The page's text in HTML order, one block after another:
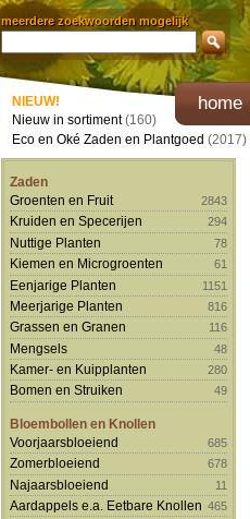
meerdere zoekwoorden mogelijk
home
NIEUW!
Nieuw in sortiment(160)
Eco en Oké Zaden en Plantgoed (2017)
Zaden
Groenten en Fruit
2843
Kruiden en Specerijen 294
Nuttige Planten 78
Kiemen en Microgroenten 61
Eenjarige Planten 1151
Meerjarige Planten 816
Grassen en Granen 116
Mengsels 48
Kamer- en Kuipplanten 280
Bomen en Struiken 49
Bloembollen en Knollen
Voorjaarsbloeiend
685
Zomerbloeiend 678
Najaarsbloeiend 11
Aardappels e.a. Eetbare Knollen 465